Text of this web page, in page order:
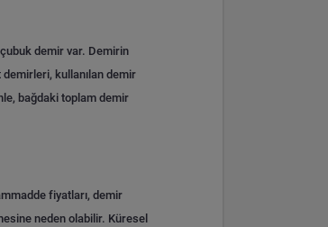
demir var. Demirin
kullanılan demir
bağdaki toplam demir
fiyatları, demir
neden olabilir. Küresel